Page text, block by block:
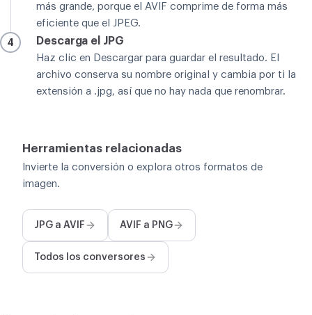
más grande, porque el AVIF comprime de forma más
eficiente que el JPEG.
4 Descarga el JPG
Haz clic en Descargar para guardar el resultado. El
archivo conserva su nombre original y cambia por ti la
extensión a .jpg, así que no hay nada que renombrar.
Herramientas relacionadas
Invierte la conversión o explora otros formatos de
imagen.
JPG a AVIF AVIF a PNG
Todos los conversores